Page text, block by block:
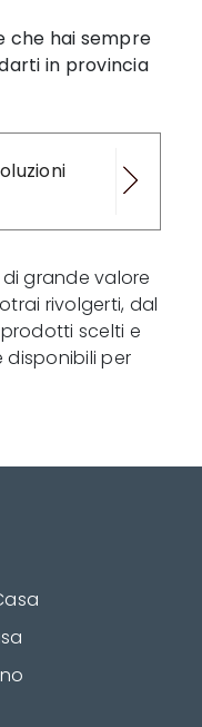
che hai sempre
in provincia
grande valore
rivolgerti, dal
scelti e
disponibili per